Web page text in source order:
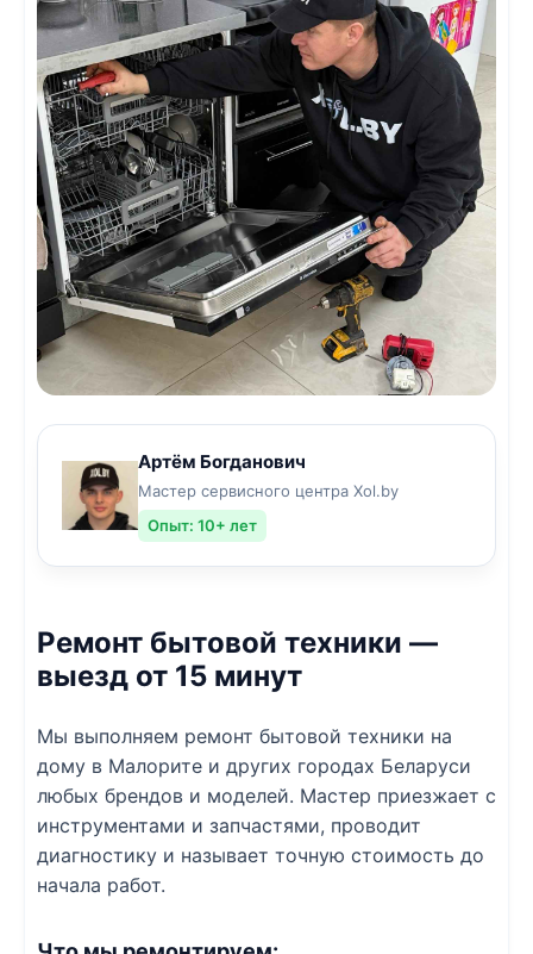
Артём Богданович
Мастер сервисного центра Xol.by
Опыт: 10+ лет
Ремонт бытовой техники —
выезд от 15 минут
Мы выполняем ремонт бытовой техники на
дому в Малорите и других городах Беларуси
любых брендов и моделей. Мастер приезжает с
инструментами и запчастями, проводит
диагностику и называет точную стоимость до
начала работ.